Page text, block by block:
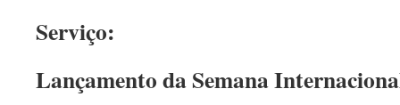
Serviço:
Lançamento da Semana